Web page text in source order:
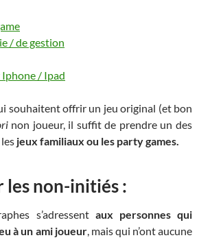
/ de gestion
Iphone / Ipad
souhaitent offrir un jeu original (et bon
non joueur, il suffit de prendre un des
jeux familiaux ou les party games.
les non-initiés :
s’adressent aux personnes qui
à un ami joueur, mais qui n’ont aucune